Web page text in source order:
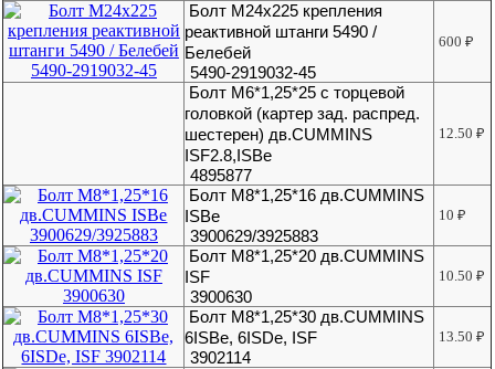
Болт М24х225 крепления
реактивной штанги 5490 /
Белебей
5490-2919032-45
600₽
Болт М6*1,25*25 с торцевой
головкой (картер зад. распред.
шестерен) дв.CUMMINS
ISF2.8,ISBe
4895877
12.50₽
Болт М8*1,25*16 дв.CUMMINS
ISBe
3900629/3925883
10₽
Болт М8*1,25*20 дв.CUMMINS
ISF
3900630
10.50₽
Болт М8*1,25*30 дв.CUMMINS
6ISBe, 6ISDe, ISF
3902114
13.50₽